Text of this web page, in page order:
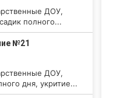
ДОУ,
полного...
№21
ДОУ,
дня, укритие...